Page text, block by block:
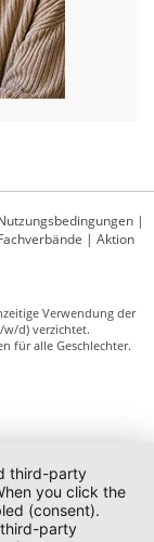
|
| Aktion
Verwendung der
d) verzichtet.
für alle Geschlechter.
third-party
you click the
(consent).
party